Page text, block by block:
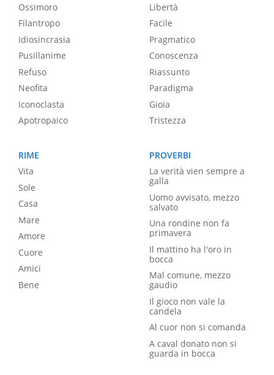
Ossimoro
Filantropo
Idiosincrasia
Pusillanime
Refuso
Neofita
Iconoclasta
Apotropaico
Libertà
Facile
Pragmatico
Conoscenza
Riassunto
Paradigma
Gioia
Tristezza
RIME
Vita
Sole
Casa
Mare
Amore
Cuore
Amici
Bene
PROVERBI
La verità vien sempre a
galla
Uomo avvisato, mezzo
salvato
Una rondine non fa
primavera
Il mattino ha l'oro in
bocca
Mal comune, mezzo
gaudio
Il gioco non vale la
candela
Al cuor non si comanda
A caval donato non si
guarda in bocca